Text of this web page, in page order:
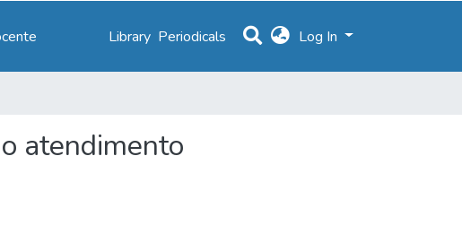
Library Periodicals Log In
atendimento